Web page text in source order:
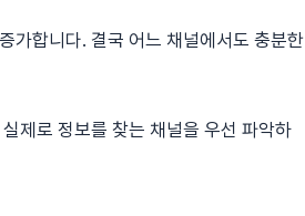
가합니다. 결국 어느 채널에서도 충분한
제로 정보를 찾는 채널을 우선 파악하